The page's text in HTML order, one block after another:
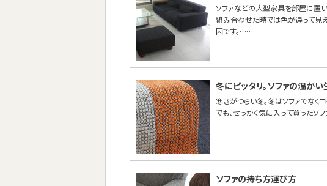
ソファなどの大型家具を部屋に置
組み合わせた時では色が違って見
因です。……
冬にピッタリ。ソファの温かい
寒さがつらい冬。冬はソファでなく
でも、せっかく気に入って買ったソ
ソファの持ち方運び方